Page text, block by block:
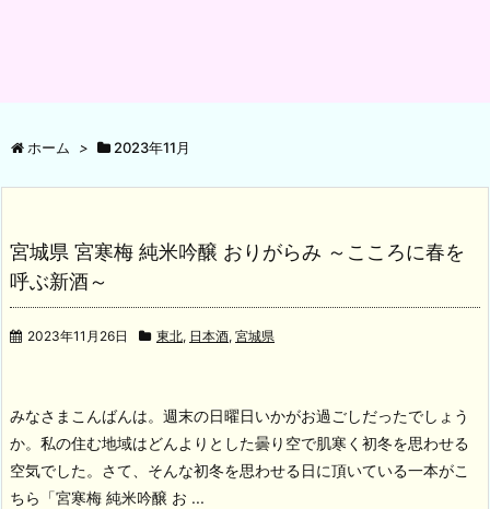
ホーム > 2023年11月
宮城県 宮寒梅 純米吟醸 おりがらみ ～こころに春を
呼ぶ新酒～
2023年11月26日 東北, 日本酒, 宮城県
みなさまこんばんは。週末の日曜日いかがお過ごしだったでしょう
か。私の住む地域はどんよりとした曇り空で肌寒く初冬を思わせる
空気でした。 さて、そんな初冬を思わせる日に頂いている一本がこ
ちら 「宮寒梅 純米吟醸 お ...